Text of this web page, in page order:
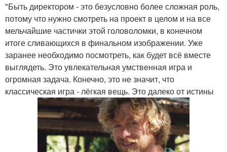
"Быть директором - это безусловно более сложная роль,
потому что нужно смотреть на проект в целом и на все
мельчайшие частички этой головоломки, в конечном
итоге сливающихся в финальном изображении. Уже
заранее необходимо посмотреть, как будет всё вместе
выглядеть. Это увлекательная умственная игра и
огромная задача. Конечно, это не значит, что
классическая игра - лёгкая вещь. Это далеко от истины